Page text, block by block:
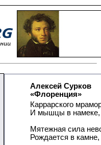
Алексей Сурков
«Флоренция»
Каррарского
И мышцы в намеке,
Мятежная сила
Рождается в